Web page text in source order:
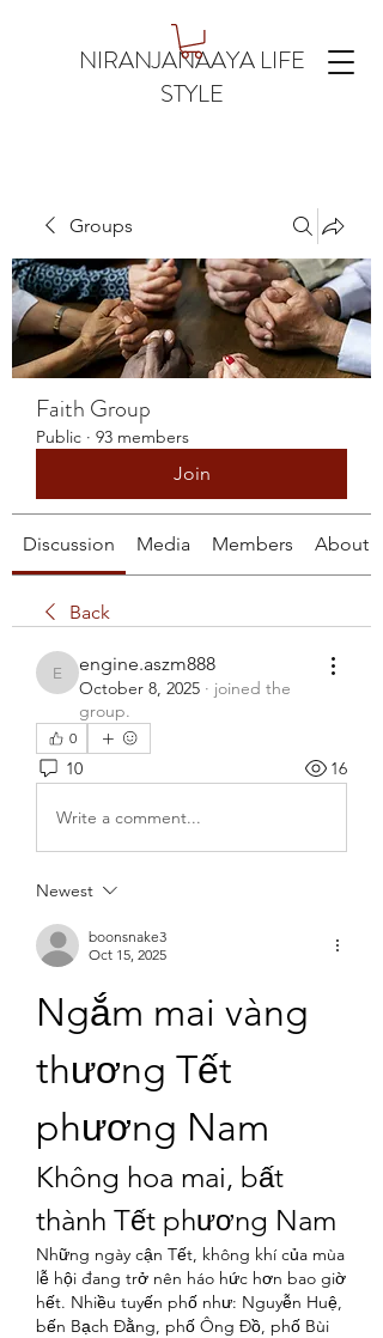
NIRANJANAAYA LIFE
STYLE
Groups
Faith Group
Public · 93 members
Join
Discussion Media Members About
Back
engine.aszm888
engine.aszm888
October 8, 2025 · joined the
group.
0
10 16
Write a comment...
Newest
boonsnake3
Oct 15, 2025
Ngắm mai vàng
thương Tết
phương Nam
Không hoa mai, bất
thành Tết phương Nam
Những ngày cận Tết, không khí của mùa
lễ hội đang trở nên háo hức hơn bao giờ
hết. Nhiều tuyến phố như: Nguyễn Huệ,
bến Bạch Đằng, phố Ông Đồ, phố Bùi